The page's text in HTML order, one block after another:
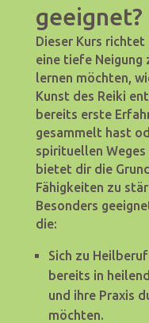
geeignet?
Dieser Kurs richtet
eine tiefe Neigung
lernen möchten,
Kunst des Reiki
bereits erste
gesammelt hast
spirituellen
bietet dir die
Fähigkeiten zu
Besonders
die:
Sich zu
bereits in
und ihre Praxis
möchten.